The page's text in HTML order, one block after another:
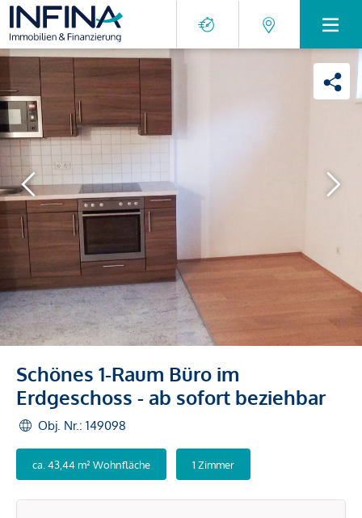
Schönes 1-Raum Büro im
Erdgeschoss - ab sofort beziehbar
Obj. Nr.: 149098
ca. 43,44 m² Wohnfläche 1 Zimmer